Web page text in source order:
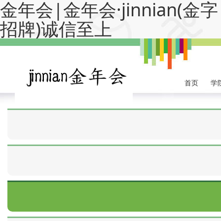
金年会|金年会·jinnian(金字
招牌)诚信至上
首页 学